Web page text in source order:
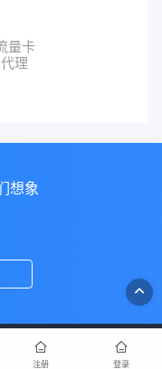
量卡
代理
想象
注册 登录